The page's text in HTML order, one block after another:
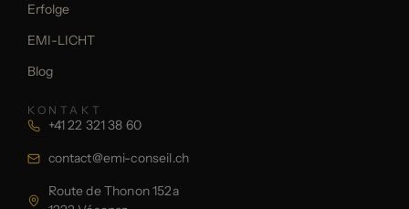
Erfolge
EMI-LICHT
Blog
KONTAKT
+41 22 321 38 60
contact@emi-conseil.ch
Route de Thonon 152a